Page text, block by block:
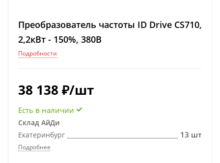
Преобразователь частоты ID Drive CS710,
2,2кВт - 150%, 380В
Подробности
38 138 ₽/шт
Есть в наличии
Склад АйДи
Екатеринбург
13 шт
Подробнее